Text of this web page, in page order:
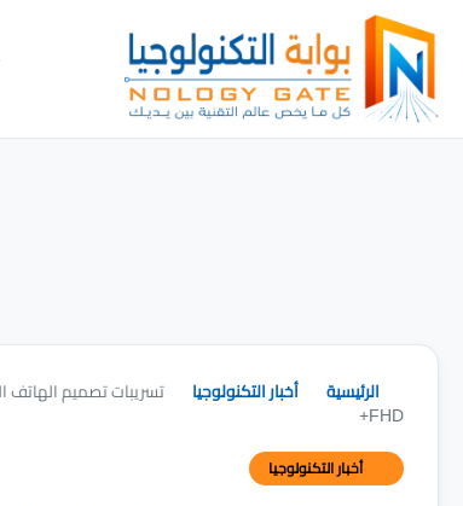
الرئيسية أخبار التكنولوجيا
FHD+
أخبار التكنولوجيا